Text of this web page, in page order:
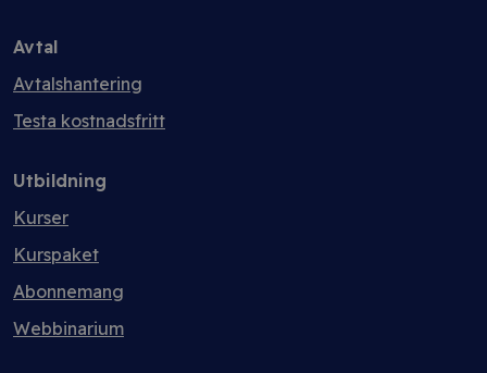
Avtal
Avtalshantering
Testa kostnadsfritt
Utbildning
Kurser
Kurspaket
Abonnemang
Webbinarium